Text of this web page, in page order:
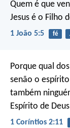
Quem é que
Jesus é o Filho
1 João 5:5 fé
Porque qual
senão o
também
Espírito de
1 Coríntios 2:11